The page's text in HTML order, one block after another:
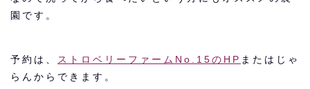
園です。
予約は、 ストロベリーファームNo.15のHP またはじゃ
らんからできます。